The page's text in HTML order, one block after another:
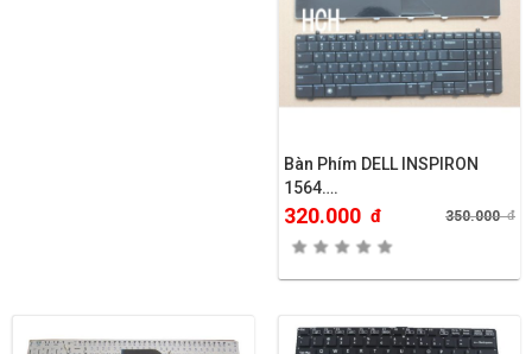
Bàn Phím DELL INSPIRON
1564….
320.000 đ 350.000đ